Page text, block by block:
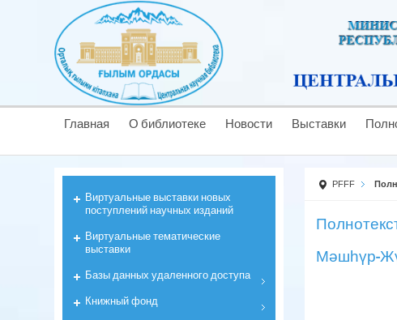
Главная О библиотеке Новости Выставки
PFFF
Мәшһүр-
Виртуальные выставки новых
поступлений научных изданий
Виртуальные тематические
выставки
Базы данных удаленного доступа
Книжный фонд